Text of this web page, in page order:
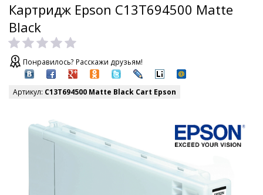
Картридж Epson C13T694500 Matte
Black
Понравилось? Расскажи друзьям!
Артикул: C13T694500 Matte Black Cart Epson